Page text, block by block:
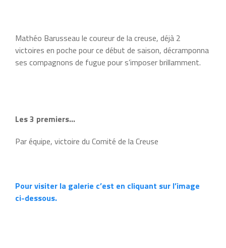
Mathéo Barusseau le coureur de la creuse, déjà 2
victoires en poche pour ce début de saison, décramponna
ses compagnons de fugue pour s’imposer brillamment.
Les 3 premiers…
Par équipe, victoire du Comité de la Creuse
Pour visiter la galerie c’est en cliquant sur l’image
ci-dessous.